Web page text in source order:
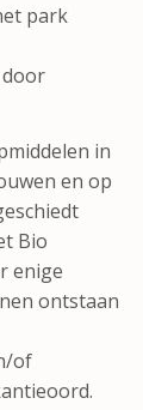
park
door
in
en op
Bio
enige
ontstaan
of